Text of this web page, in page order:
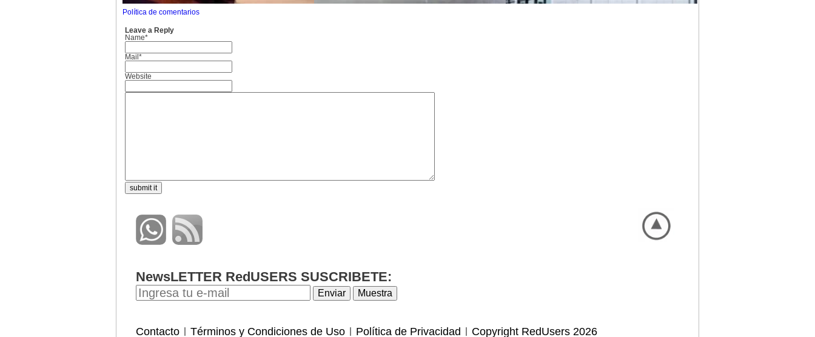
Política de comentarios
Leave a Reply
Name*
Mail*
Website
NewsLETTER RedUSERS SUSCRIBETE:
Contacto Términos y Condiciones de Uso Política de Privacidad Copyright RedUsers 2026